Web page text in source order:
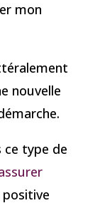
mon
nouvelle
ce type de